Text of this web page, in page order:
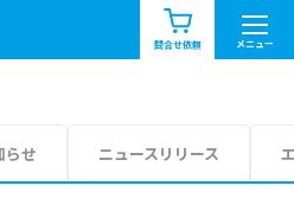
問合せ依頼 メニュー
お知らせ一覧
情報を見る
らせ ニュースリリース